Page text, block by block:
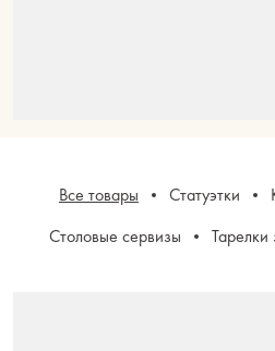
Все товары Статуэтки
Столовые сервизы
Тарелки